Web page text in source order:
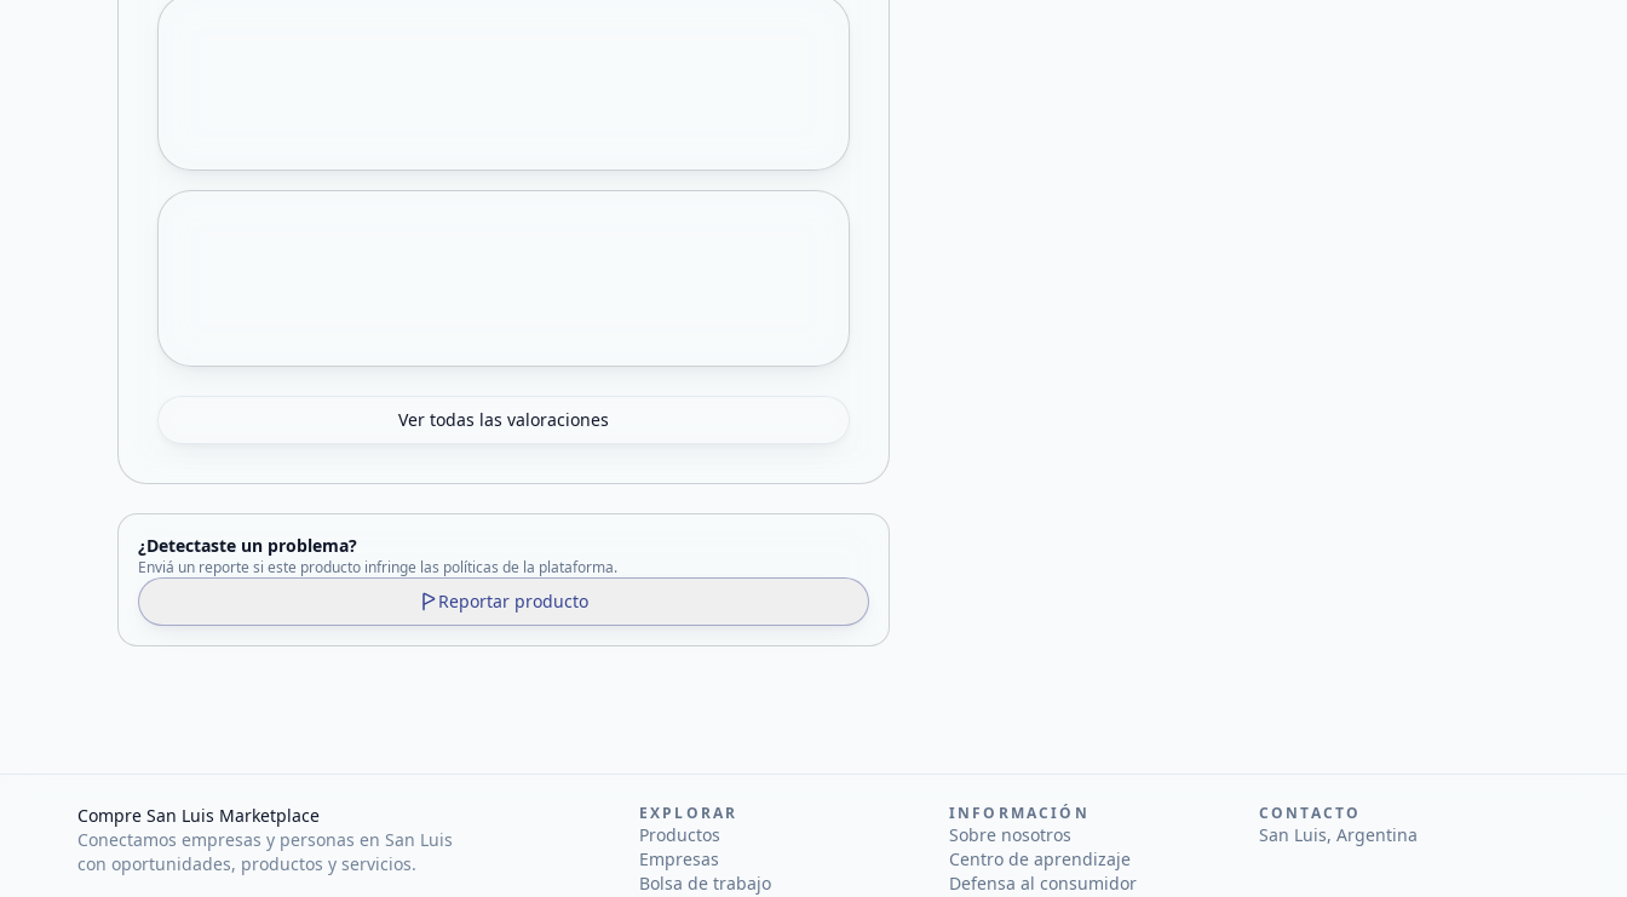
Ver todas las valoraciones
¿Detectaste un problema?
Enviá un reporte si este producto infringe las políticas de la plataforma.
Reportar producto
Compre San Luis Marketplace
Conectamos empresas y personas en San Luis
con oportunidades, productos y servicios.
EXPLORAR
Productos
Empresas
Bolsa de trabajo
INFORMACIÓN
Sobre nosotros
Centro de aprendizaje
Defensa al consumidor
CONTACTO
San Luis, Argentina